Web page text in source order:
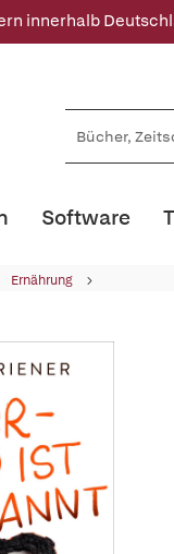
innerhalb
Software
Ernährung